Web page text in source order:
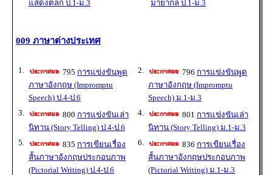
แสดงตลก ป.1-ม.3 มายากล ป.1-ม.3
009 ภาษาต่างประเทศ
1. 795 การแข่งขันพูด
ภาษาอังกฤษ (Impromptu
Speech) ป.4-ป.6
2. 796 การแข่งขันพูด
ภาษาอังกฤษ (Impromptu
Speech) ม.1-ม.3
3.
800 การแข่งขันเล่า
นิทาน (Story Telling) ป.4-ป.6
4. 801 การแข่งขันเล่า
นิทาน (Story Telling) ม.1-ม.3
5.
835 การเขียนเรื่อง
สั้นภาษาอังกฤษประกอบภาพ
(Pictorial Writing) ป.4-ป.6
6. 836 การเขียนเรื่อง
สั้นภาษาอังกฤษประกอบภาพ
(Pictorial Writing) ม.1-ม.3